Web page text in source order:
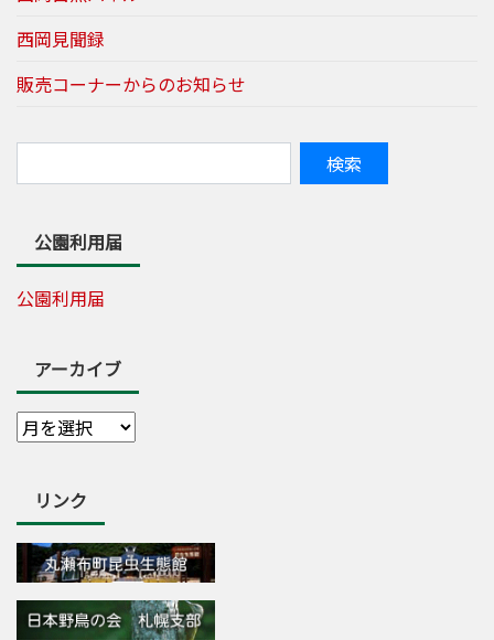
西岡見聞録
販売コーナーからのお知らせ
公園利用届
公園利用届
アーカイブ
リンク